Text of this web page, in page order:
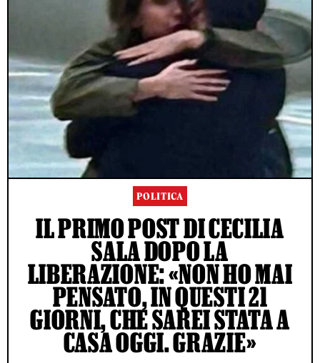
POLITICA
IL PRIMO POST DI CECILIA
SALA DOPO LA
LIBERAZIONE: «NON HO MAI
PENSATO, IN QUESTI 21
GIORNI, CHE SAREI STATA A
CASA OGGI. GRAZIE»